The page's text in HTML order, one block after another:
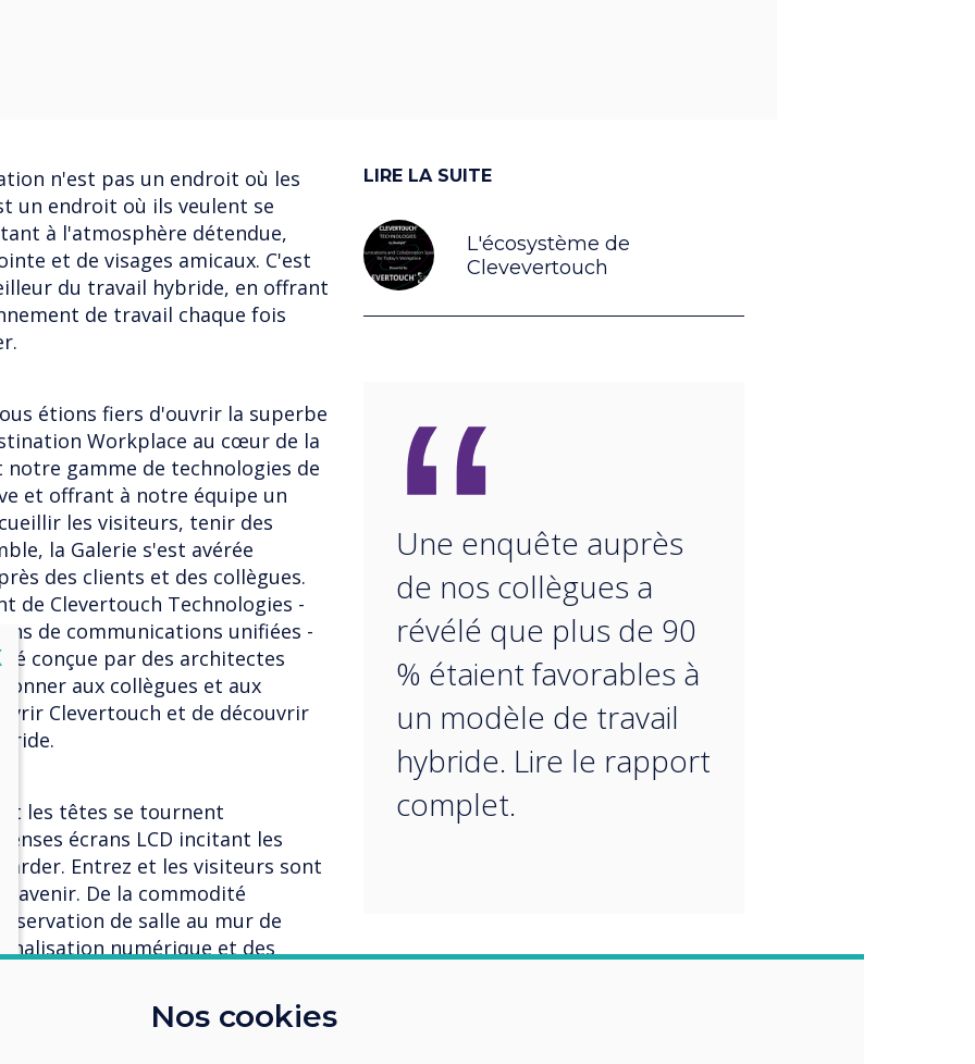
n'est pas un endroit où les
un endroit où ils veulent se
à l'atmosphère détendue,
et de visages amicaux. C'est
du travail hybride, en offrant
de travail chaque fois
étions fiers d'ouvrir la superbe
Workplace au cœur de la
notre gamme de technologies de
et offrant à notre équipe un
les visiteurs, tenir des
la Galerie s'est avérée
des clients et des collègues.
de Clevertouch Technologies -
de communications unifiées -
conçue par des architectes
aux collègues et aux
Clevertouch et de découvrir
et les têtes se tournent
écrans LCD incitant les
Entrez et les visiteurs sont
l'avenir. De la commodité
de salle au mur de
numérique et des
et une démonstration de la
dans un lieu de travail hybride
LIRE LA SUITE
L'écosystème de
Clevevertouch
“
Une enquête auprès
de nos collègues a
révélé que plus de 90
% étaient favorables à
un modèle de travail
hybride. Lire le rapport
complet.
Nos cookies